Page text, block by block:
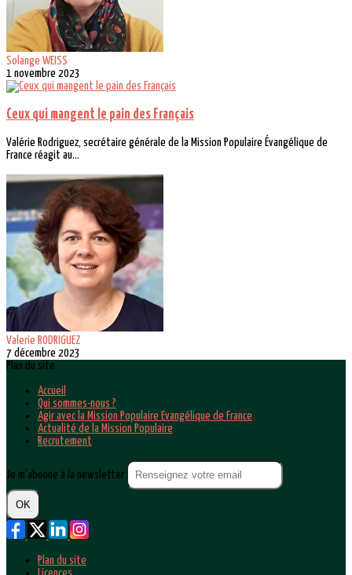
Solange WEISS
1 novembre 2023
Ceux qui mangent le pain des Français
Valérie Rodriguez, secrétaire générale de la Mission Populaire Évangélique de
France réagit au...
Valerie RODRIGUEZ
7 décembre 2023
Plan du site
Accueil
Qui sommes-nous ?
Agir avec la Mission Populaire Evangélique de France
Actualité de la Mission Populaire
Recrutement
Je m'abonne à la newsletter
OK
Plan du site